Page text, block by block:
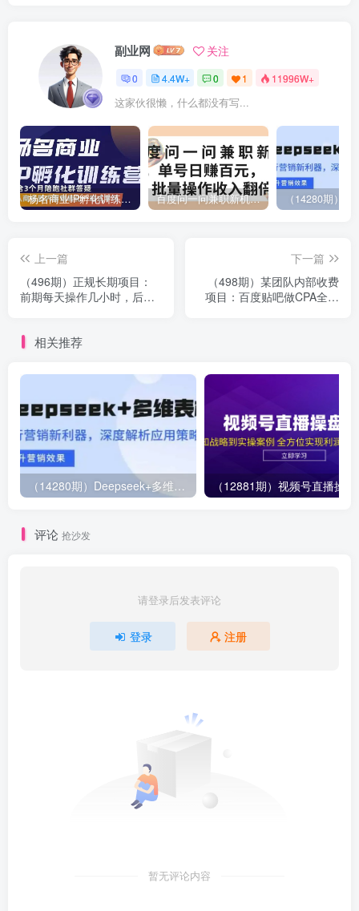
副业网 关注
0 4.4W+ 0 1 11996W+
这家伙很懒，什么都没有写...
杨名商业IP孵化训练营，从商业到内容到转化一站式学 价值5980元 百度问一问兼职新机遇，单号日赚百元，批量操作收入翻倍
上一篇
（496期）正规长期项目：
前期每天操作几小时，后期
下一篇
（498期）某团队内部收费
项目：百度贴吧做CPA全攻
相关推荐
（14280期）Deepseek+多维表格，银行营销新利器，深度解析应用策略，提升营销效果
评论 抢沙发
请登录后发表评论
登录 注册
暂无评论内容